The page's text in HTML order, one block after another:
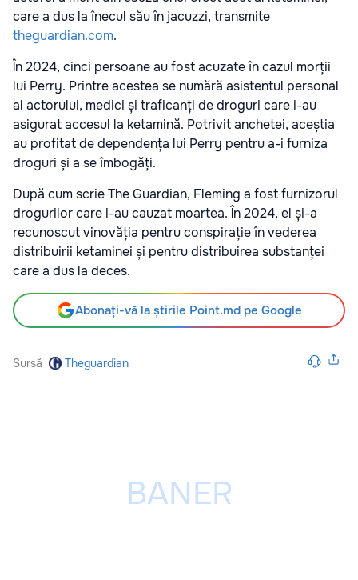
care a dus la înecul său în jacuzzi, transmite
theguardian.com.
În 2024, cinci persoane au fost acuzate în cazul morții
lui Perry. Printre acestea se numără asistentul personal
al actorului, medici și traficanți de droguri care i-au
asigurat accesul la ketamină. Potrivit anchetei, aceștia
au profitat de dependența lui Perry pentru a-i furniza
droguri și a se îmbogăți.
După cum scrie The Guardian, Fleming a fost furnizorul
drogurilor care i-au cauzat moartea. În 2024, el și-a
recunoscut vinovăția pentru conspirație în vederea
distribuirii ketaminei și pentru distribuirea substanței
care a dus la deces.
Abonați-vă la știrile Point.md pe Google
Sursă Theguardian